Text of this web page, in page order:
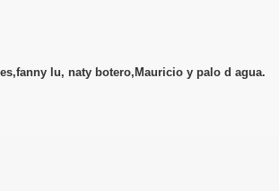
lu, naty botero,Mauricio y palo d agua.